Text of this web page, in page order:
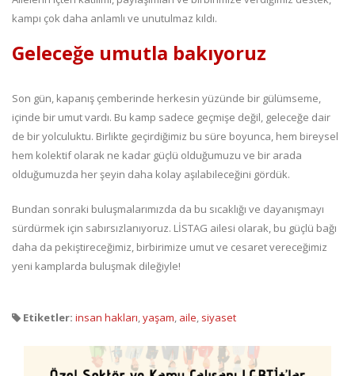
kampı çok daha anlamlı ve unutulmaz kıldı.
Geleceğe umutla bakıyoruz
Son gün, kapanış çemberinde herkesin yüzünde bir gülümseme,
içinde bir umut vardı. Bu kamp sadece geçmişe değil, geleceğe dair
de bir yolculuktu. Birlikte geçirdiğimiz bu süre boyunca, hem bireysel
hem kolektif olarak ne kadar güçlü olduğumuzu ve bir arada
olduğumuzda her şeyin daha kolay aşılabileceğini gördük.
Bundan sonraki buluşmalarımızda da bu sıcaklığı ve dayanışmayı
sürdürmek için sabırsızlanıyoruz. LİSTAG ailesi olarak, bu güçlü bağı
daha da pekiştireceğimiz, birbirimize umut ve cesaret vereceğimiz
yeni kamplarda buluşmak dileğiyle!
Etiketler: insan hakları,yaşam, aile, siyaset